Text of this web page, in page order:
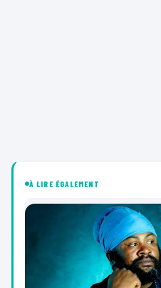
À LIRE ÉGALEMENT